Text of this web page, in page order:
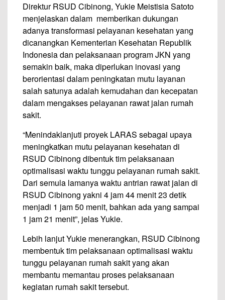
Direktur RSUD Cibinong, Yukie Meistisia Satoto
menjelaskan dalam memberikan dukungan
adanya transformasi pelayanan kesehatan yang
dicanangkan Kementerian Kesehatan Republik
Indonesia dan pelaksanaan program JKN yang
semakin baik, maka diperlukan inovasi yang
berorientasi dalam peningkatan mutu layanan
salah satunya adalah kemudahan dan kecepatan
dalam mengakses pelayanan rawat jalan rumah
sakit.
“Menindaklanjuti proyek LARAS sebagai upaya
meningkatkan mutu pelayanan kesehatan di
RSUD Cibinong dibentuk tim pelaksanaan
optimalisasi waktu tunggu pelayanan rumah sakit.
Dari semula lamanya waktu antrian rawat jalan di
RSUD Cibinong yakni 4 jam 44 menit 23 detik
menjadi 1 jam 50 menit, bahkan ada yang sampai
1 jam 21 menit”, jelas Yukie.
Lebih lanjut Yukie menerangkan, RSUD Cibinong
membentuk tim pelaksanaan optimalisasi waktu
tunggu pelayanan rumah sakit yang akan
membantu memantau proses pelaksanaan
kegiatan rumah sakit tersebut.